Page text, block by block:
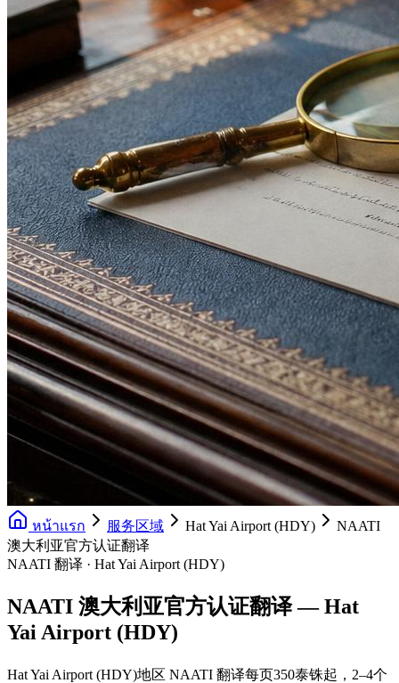
หน้าแรก 服务区域 Hat Yai Airport (HDY)
NAATI
澳大利亚官方认证翻译
NAATI 翻译 · Hat Yai Airport (HDY)
NAATI 澳大利亚官方认证翻译 — Hat
Yai Airport (HDY)
Hat Yai Airport (HDY)地区 NAATI 翻译每页350泰铢起，2–4个